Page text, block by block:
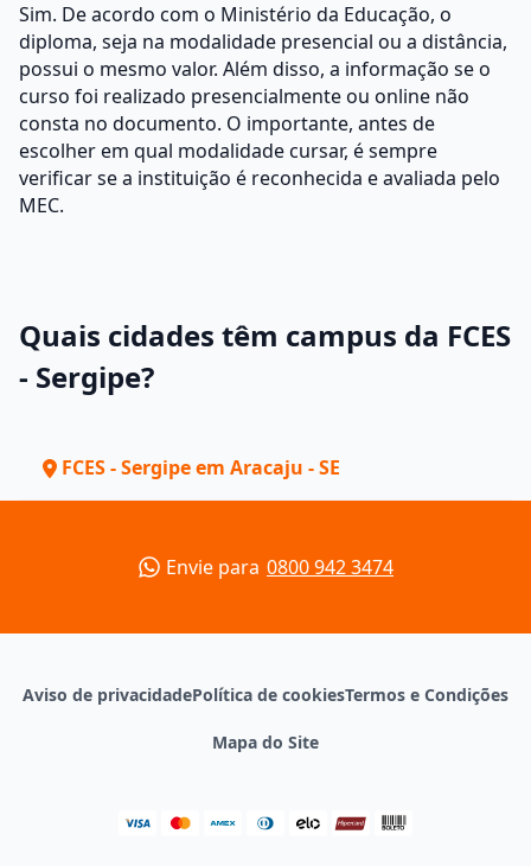
Sim. De acordo com o Ministério da Educação, o
diploma, seja na modalidade presencial ou a distância,
possui o mesmo valor. Além disso, a informação se o
curso foi realizado presencialmente ou online não
consta no documento. O importante, antes de
escolher em qual modalidade cursar, é sempre
verificar se a instituição é reconhecida e avaliada pelo
MEC.
Quais cidades têm campus da FCES
- Sergipe?
FCES - Sergipe em Aracaju - SE
Envie para 0800 942 3474
Aviso de privacidadePolítica de cookiesTermos e Condições
Mapa do Site